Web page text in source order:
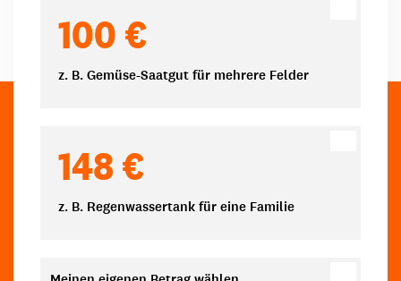
100 €
z. B. Gemüse-Saatgut für mehrere Felder
148 €
z. B. Regenwassertank für eine Familie